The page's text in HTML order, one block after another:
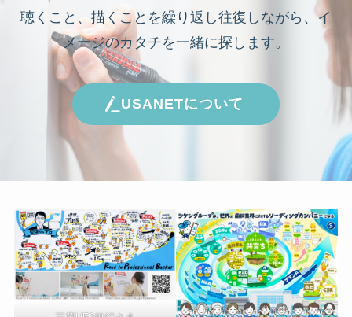
聴くこと、描くことを繰り返し往復しながら、イ
メージのカタチを一緒に探します。
USANETについて